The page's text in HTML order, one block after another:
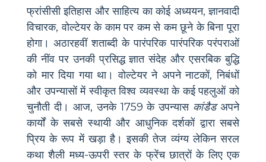
फ्रांसीसी इतिहास और साहित्य का कोई अध्ययन, ज्ञानवादी
विचारक, वोल्टेयर के काम पर कम से कम छूने के बिना पूरा
होगा। अठारहवीं शताब्दी के पारंपरिक पारंपरिक परंपराओं
की नींव पर उनकी प्रसिद्ध ज्ञात संदेह और एसरबिक बुद्धि
को मार दिया गया था। वोल्टेयर ने अपने नाटकों, निबंधों
और उपन्यासों में स्वीकृत विश्व व्यवस्था के कई पहलुओं को
चुनौती दी। आज, उनके 1759 के उपन्यास कांडैडअपने
कार्यों के सबसे स्थायी और आधुनिक दर्शकों द्वारा सबसे
प्रिय के रूप में खड़ा है। इसकी तेज व्यंग्य लेकिन सरल
कथा शैली मध्य-ऊपरी स्तर के फ्रेंच छात्रों के लिए एक